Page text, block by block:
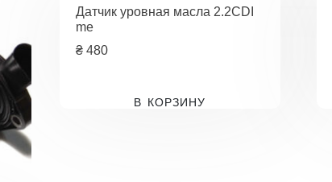
Датчик уровная масла 2.2CDI
me
₴ 480
В КОРЗИНУ